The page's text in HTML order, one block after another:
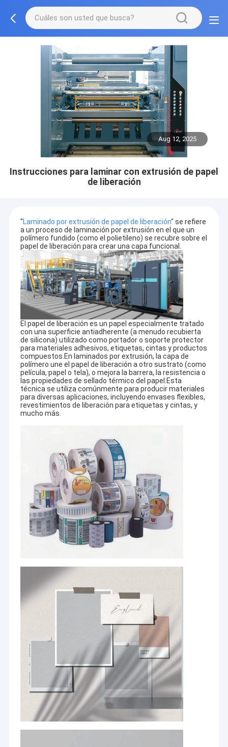
Aug 12, 2025
Instrucciones para laminar con extrusión de papel
de liberación
"Laminado por extrusión de papel de liberación" se refiere
a un proceso de laminación por extrusión en el que un
polímero fundido (como el polietileno) se recubre sobre el
papel de liberación para crear una capa funcional.
El papel de liberación es un papel especialmente tratado
con una superficie antiadherente (a menudo recubierta
de silicona) utilizado como portador o soporte protector
para materiales adhesivos, etiquetas, cintas y productos
compuestos.En laminados por extrusión, la capa de
polímero une el papel de liberación a otro sustrato (como
película, papel o tela), o mejora la barrera, la resistencia o
las propiedades de sellado térmico del papel.Esta
técnica se utiliza comúnmente para producir materiales
para diversas aplicaciones, incluyendo envases flexibles,
revestimientos de liberación para etiquetas y cintas, y
mucho más.